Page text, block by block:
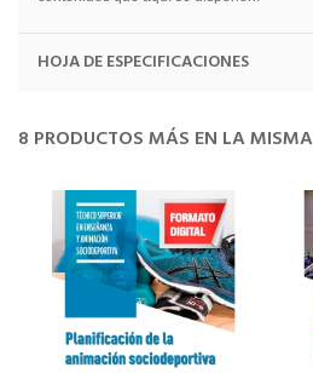
HOJA DE ESPECIFICACIONES
8 PRODUCTOS MÁS EN LA